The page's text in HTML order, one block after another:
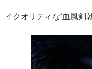
イクオリティな“血風剣